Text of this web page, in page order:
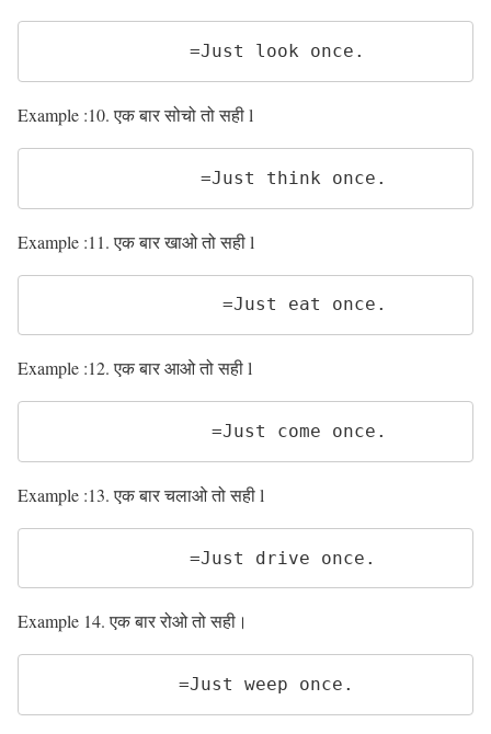
              =Just look once.
Example :10. एक बार सोचो तो सही l
               =Just think once.
Example :11. एक बार खाओ तो सही l
                 =Just eat once.
Example :12. एक बार आओ तो सही l
                =Just come once.
Example :13. एक बार चलाओ तो सही l
              =Just drive once.
Example 14. एक बार रोओ तो सही।
             =Just weep once.